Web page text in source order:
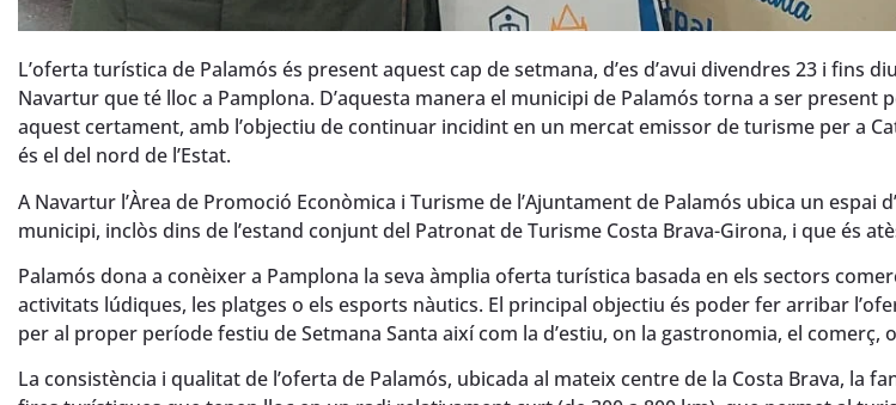
L’oferta turística de Palamós és present aquest cap de setmana, d’es d’avui divendres 23 i fins
Navartur que té lloc a Pamplona. D’aquesta manera el municipi de Palamós torna a ser present
aquest certament, amb l’objectiu de continuar incidint en un mercat emissor de turisme per a
és el del nord de l’Estat.
A Navartur l’Àrea de Promoció Econòmica i Turisme de l’Ajuntament de Palamós ubica un espai
municipi, inclòs dins de l’estand conjunt del Patronat de Turisme Costa Brava-Girona, i que és
Palamós dona a conèixer a Pamplona la seva àmplia oferta turística basada en els sectors
activitats lúdiques, les platges o els esports nàutics. El principal objectiu és poder fer arribar
per al proper període festiu de Setmana Santa així com la d’estiu, on la gastronomia, el comerç,
La consistència i qualitat de l’oferta de Palamós, ubicada al mateix centre de la Costa Brava, la